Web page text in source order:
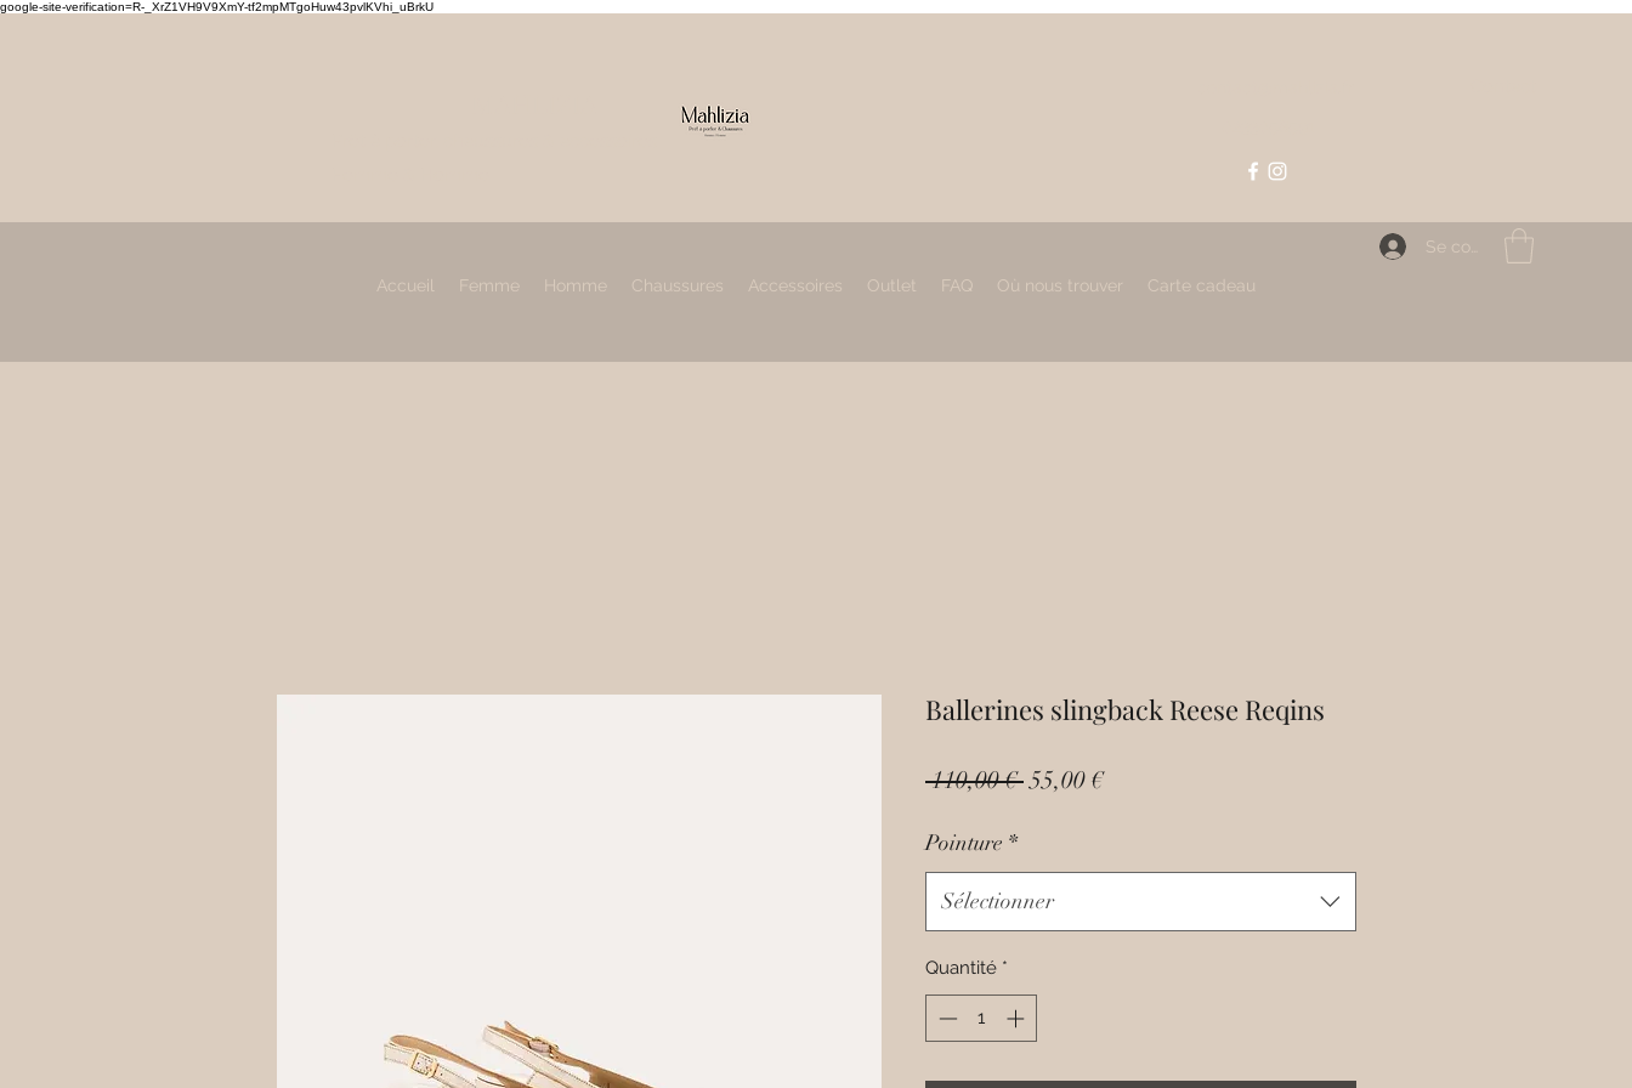
google-site-verification=R-_XrZ1VH9V9XmY-tf2mpMTgoHuw43pvlKVhi_uBrkU
Accueil Femme Homme Chaussures Accessoires Outlet FAQ Où nous trouver Carte cadeau
Se connecter
Ballerines slingback Reese Reqins
110,00 € Prix
55,00 €Prix
Pointure *
Sélectionner
Quantité *